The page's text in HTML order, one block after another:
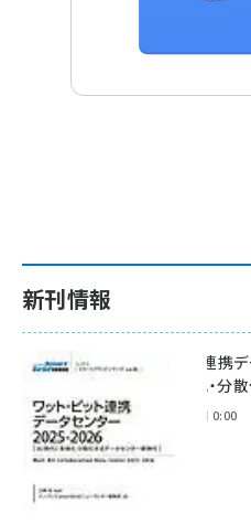
新刊情報
ワット・ビット連
時代に多様化・分
2025年11月28日 0:00